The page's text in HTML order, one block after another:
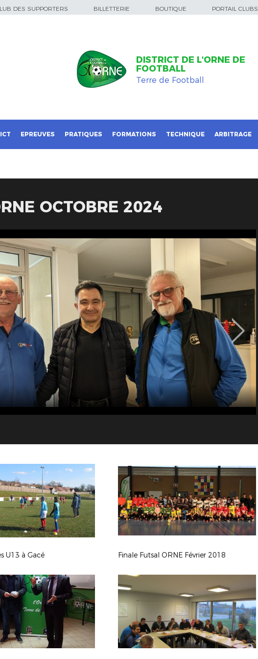
DES SUPPORTERS BILLETTERIE BOUTIQUE PORTAIL CLUBS
DISTRICT DE L'ORNE DE
FOOTBALL
Terre de Football
EPREUVES PRATIQUES FORMATIONS TECHNIQUE ARBITRAGE
OCTOBRE 2024
U13 à Gacé Finale Futsal ORNE Février 2018